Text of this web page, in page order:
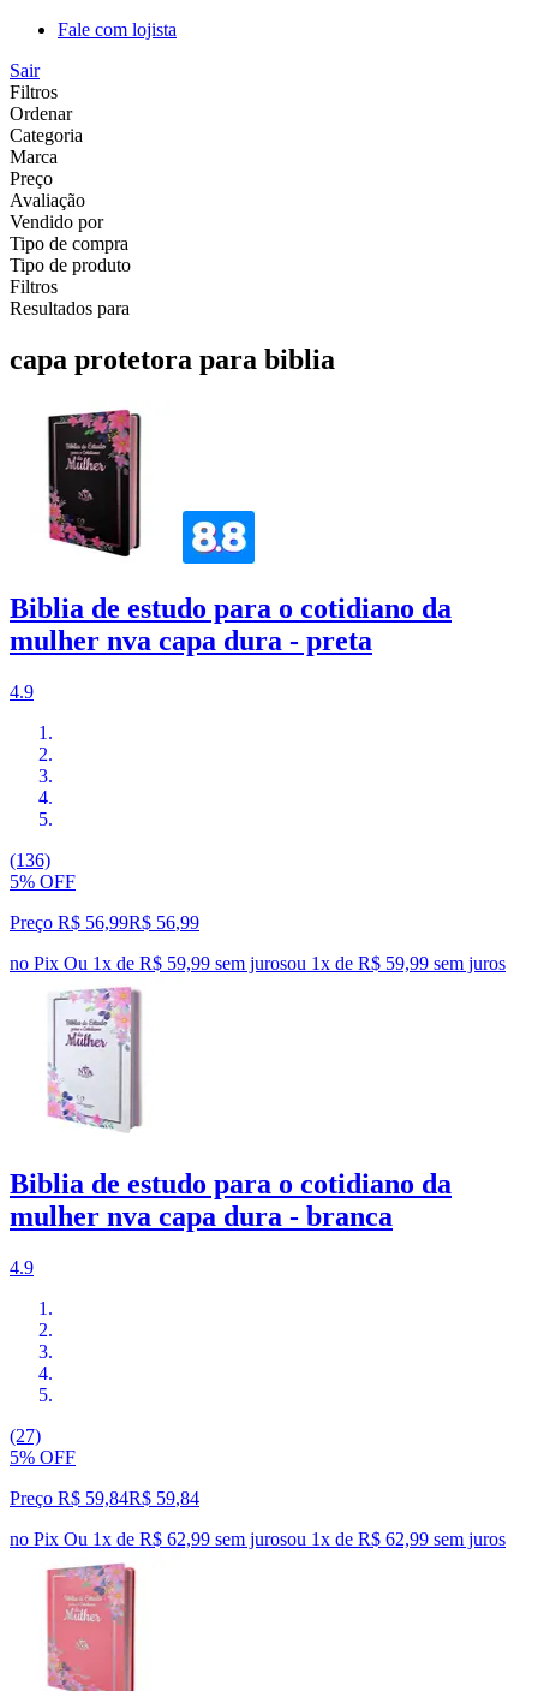
Fale com lojista
Sair
Filtros
Ordenar
Categoria
Marca
Preço
Avaliação
Vendido por
Tipo de compra
Tipo de produto
Filtros
Resultados para
capa protetora para biblia
Biblia de estudo para o cotidiano da
mulher nva capa dura - preta
4.9
(136)
5% OFF
Preço R$ 56,99R$ 56,99
no Pix Ou 1x de R$ 59,99 sem jurosou 1x de R$ 59,99 sem juros
Biblia de estudo para o cotidiano da
mulher nva capa dura - branca
4.9
(27)
5% OFF
Preço R$ 59,84R$ 59,84
no Pix Ou 1x de R$ 62,99 sem jurosou 1x de R$ 62,99 sem juros